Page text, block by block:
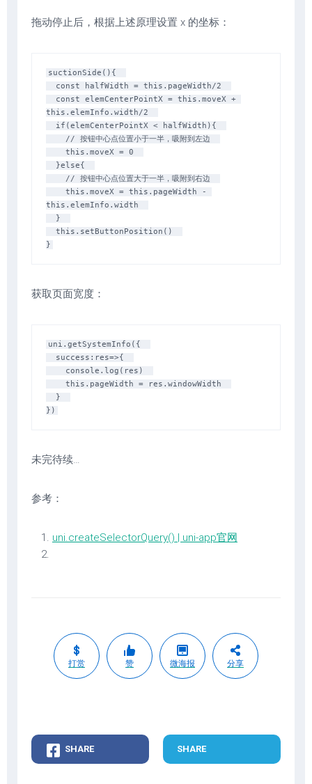
拖动停止后，根据上述原理设置 x 的坐标：
suctionSide(){
this.elemInfo.width/2
this.elemInfo.width
获取页面宽度：
uni.getSystemInfo({
未完待续…
参考：
uni.createSelectorQuery() | uni-app官网
打赏 赞 微海报 分享
SHARE SHARE